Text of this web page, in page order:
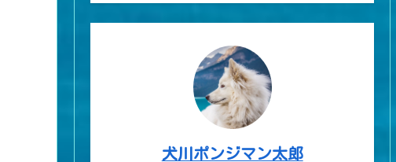
犬川ポンジマン太郎